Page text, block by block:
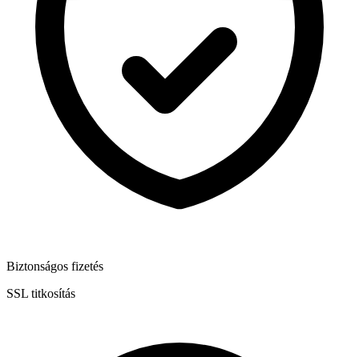
Biztonságos fizetés
SSL titkosítás